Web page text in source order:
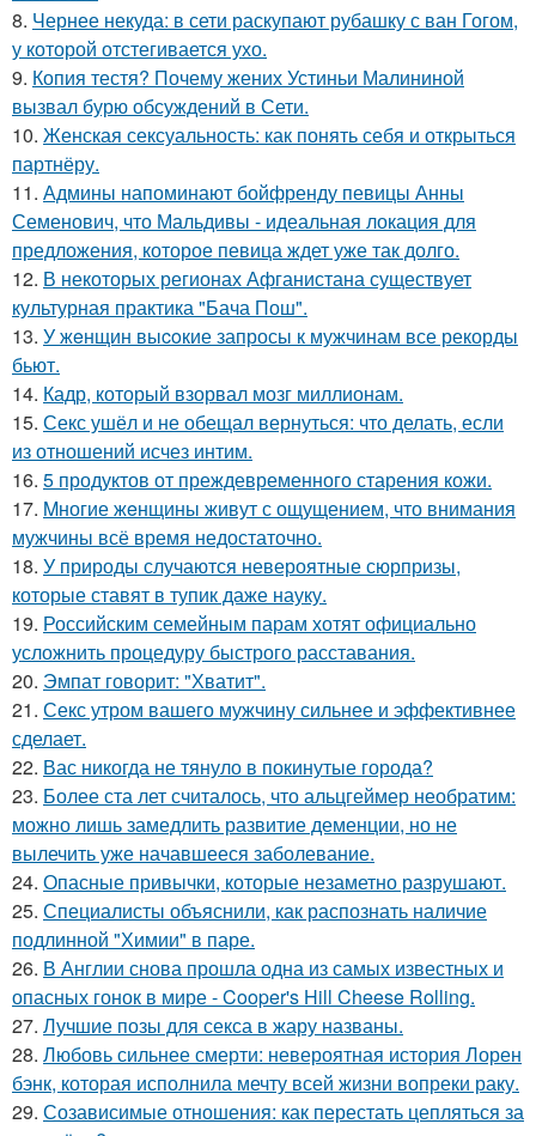
8. Чернее некуда: в сети раскупают рубашку с ван Гогом,
у которой отстегивается ухо.
9. Копия тестя? Почему жених Устиньи Малининой
вызвал бурю обсуждений в Сети.
10. Женская сексуальность: как понять себя и открыться
партнёру.
11. Админы напоминают бойфренду певицы Анны
Семенович, что Мальдивы - идеальная локация для
предложения, которое певица ждет уже так долго.
12. В некоторых регионах Афганистана существует
культурная практика "Бача Пош".
13. У жeнщин выcoкие запросы к мужчинам все рекорды
бьют.
14. Кадр, который взорвал мозг миллионам.
15. Секс ушёл и не обещал вернуться: что делать, если
из отношений исчез интим.
16. 5 продуктов от преждевременного старения кожи.
17. Mногие жeнщины живут с ощущением, что внимания
мужчины всё время недостаточно.
18. У природы случаются невероятные сюрпризы,
которые ставят в тупик даже науку.
19. Российским семейным парам хотят официально
усложнить процедуру быстрого расставания.
20. Эмпат говорит: "Хватит".
21. Секс утром вашего мужчину сильнее и эффективнее
сделает.
22. Вас никогда не тянуло в покинутые города?
23. Более ста лет считалось, что альцгеймер необратим:
можно лишь замедлить развитие деменции, но не
вылечить уже начавшееся заболевание.
24. Опасные привычки, которые незаметно разрушают.
25. Специалисты объяснили, как распознать наличие
подлинной "Химии" в паре.
26. В Англии снова прошла одна из самых известных и
опасных гонок в мире - Cooper's Hill Cheese Rolling.
27. Лучшие позы для секса в жару названы.
28. Любовь сильнее смерти: невероятная история Лорен
бэнк, которая исполнила мечту всей жизни вопреки раку.
29. Созависимые отношения: как перестать цепляться за